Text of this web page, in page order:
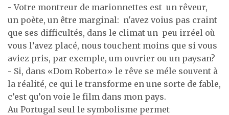
- Votre montreur de marionnettes est un rêveur,
un poète, un être marginal: n'avez voius pas craint
que ses difficultés, dans le climat un peu irréel où
vous l’avez placé, nous touchent moins que si vous
aviez pris, par exemple, um ouvrier ou un paysan?
- Si, dans «Dom Roberto» le rêve se méle souvent à
la réalité, ce qui le transforme en une sorte de fable,
c’est qu’on voie le film dans mon pays.
Au Portugal seul le symbolisme permet